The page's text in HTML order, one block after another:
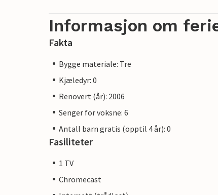
Informasjon om
Fakta
Bygge materiale: Tre
Kjæledyr: 0
Renovert (år): 2006
Senger for voksne: 6
Antall barn gratis (opptil 4 år): 0
Fasiliteter
1 TV
Chromecast